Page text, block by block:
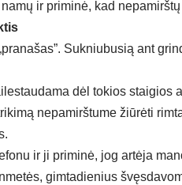
ir priminė, kad
Sukniubusią ant
dėl tokios staigios
nepamirštume žiūrėti
ir ji priminė, jog artėja
gimtadienius